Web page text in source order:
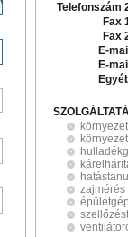
Telefonszám
Fax
Fax
E-
E-
zajmérés